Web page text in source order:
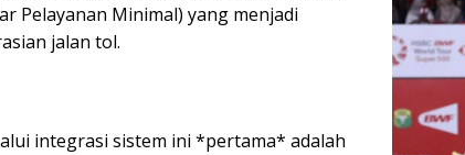
Pelayanan Minimal) yang menjadi
jalan tol.
integrasi sistem ini *pertama* adalah